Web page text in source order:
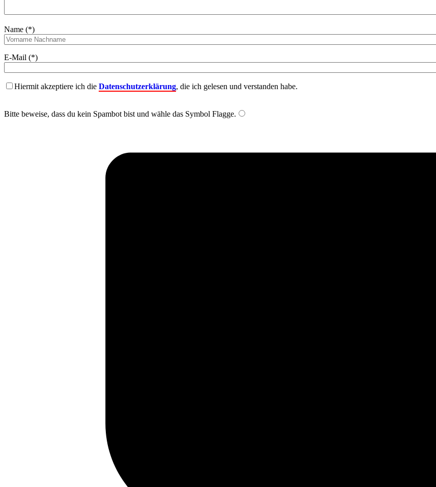
Name (*)
E-Mail (*)
Hiermit akzeptiere ich die Datenschutzerklärung, die ich gelesen und verstanden habe.
Bitte beweise, dass du kein Spambot bist und wähle das Symbol Flagge.